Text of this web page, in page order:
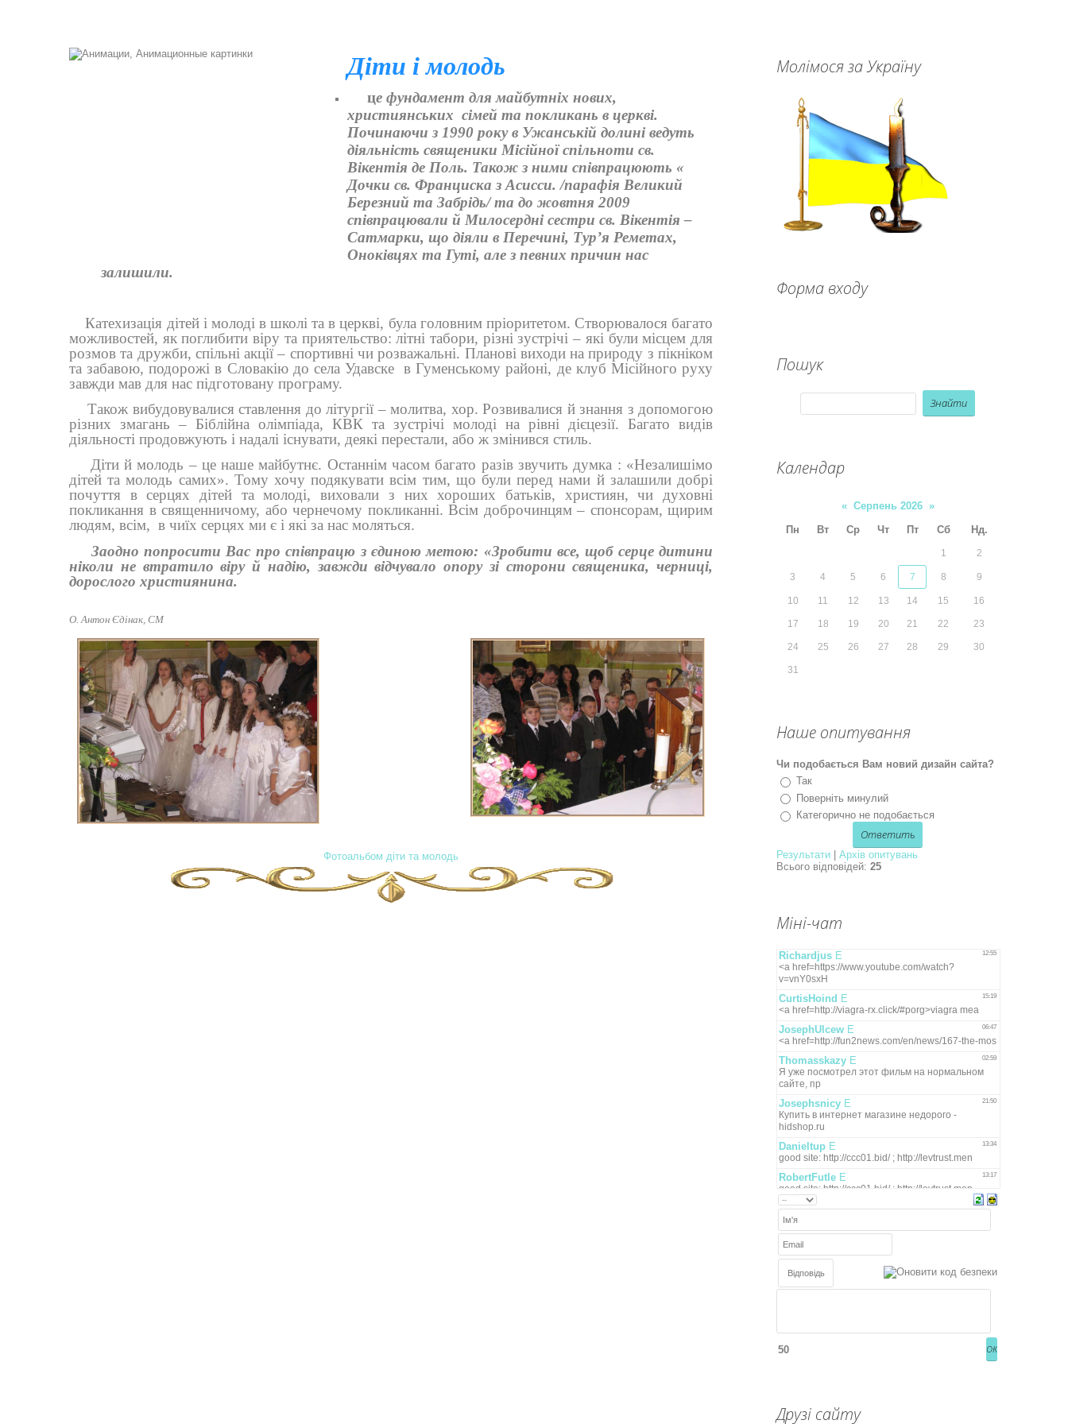
Діти і молодь
це фундамент для майбутніх нових,
християнських сімей та покликань в церкві.
Починаючи з 1990 року в Ужанській долині ведуть
діяльність священики Місійної спільноти св.
Вікентія де Поль. Також з ними співпрацюють «
Дочки св. Франциска з Асисси. /парафія Великий
Березний та Забрідь/ та до жовтня 2009
співпрацювали й Милосердні сестри св. Вікентія –
Сатмарки, що діяли в Перечині, Тур’я Реметах,
Оноківцях та Гуті, але з певних причин нас
залишили.
Катехизація дітей і молоді в школі та в церкві, була головним пріоритетом. Створювалося багато
можливостей, як поглибити віру та приятельство: літні табори, різні зустрічі – які були місцем для
розмов та дружби, спільні акції – спортивні чи розважальні. Планові виходи на природу з пікніком
та забавою, подорожі в Словакію до села Удавске в Гуменському районі, де клуб Місійного руху
завжди мав для нас підготовану програму.
Також вибудовувалися ставлення до літургії – молитва, хор. Розвивалися й знання з допомогою
різних змагань – Біблійна олімпіада, КВК та зустрічі молоді на рівні дієцезії. Багато видів
діяльності продовжують і надалі існувати, деякі перестали, або ж змінився стиль.
Діти й молодь – це наше майбутнє. Останнім часом багато разів звучить думка : «Незалишімо
дітей та молодь самих». Тому хочу подякувати всім тим, що були перед нами й залашили добрі
почуття в серцях дітей та молоді, виховали з них хороших батьків, християн, чи духовні
покликання в священничому, або чернечому покликанні. Всім доброчинцям – спонсорам, щирим
людям, всім, в чиїх серцях ми є і які за нас моляться.
Заодно попросити Вас про співпрацю з єдиною метою: «Зробити все, щоб серце дитини
ніколи не втратило віру й надію, завжди відчувало опору зі сторони священика, черниці,
дорослого християнина.
О. Антон Єдінак, СМ
Фотоальбом діти та молодь
Молімося за Україну
Форма входу
Пошук
Календар
« Серпень 2026 »
Пн
Вт Ср Чт Пт Сб Нд.
1 2
3 4 5 6 7 8 9
10 11 12 13 14 15 16
17 18 19 20 21 22 23
24 25 26 27 28 29 30
31
Наше опитування
Чи подобається Вам новий дизайн сайта?
Так
Поверніть минулий
Категорично не подобається
Результати | Архів опитувань
Всього відповідей: 25
Міні-чат
50
Друзі сайту